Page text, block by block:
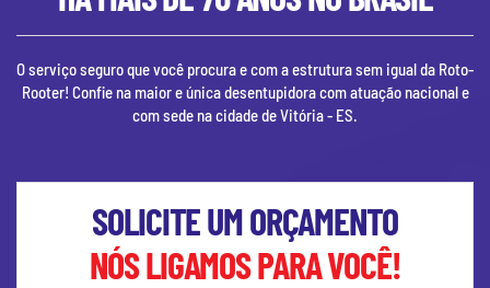
O serviço seguro que você procura e com a estrutura sem igual da Roto-
Rooter! Confie na maior e única desentupidora com atuação nacional e
com sede na cidade deVitória - ES
SOLICITE UM ORÇAMENTO
NÓS LIGAMOS PARA VOCÊ!